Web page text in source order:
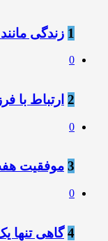
1 زندگی
0
2 ارتباط با
0
3 موفقیت
0
4 ️گاﻫﯽ ﺗﻨﻬﺎ